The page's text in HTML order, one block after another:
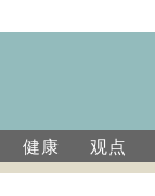
健康 观点